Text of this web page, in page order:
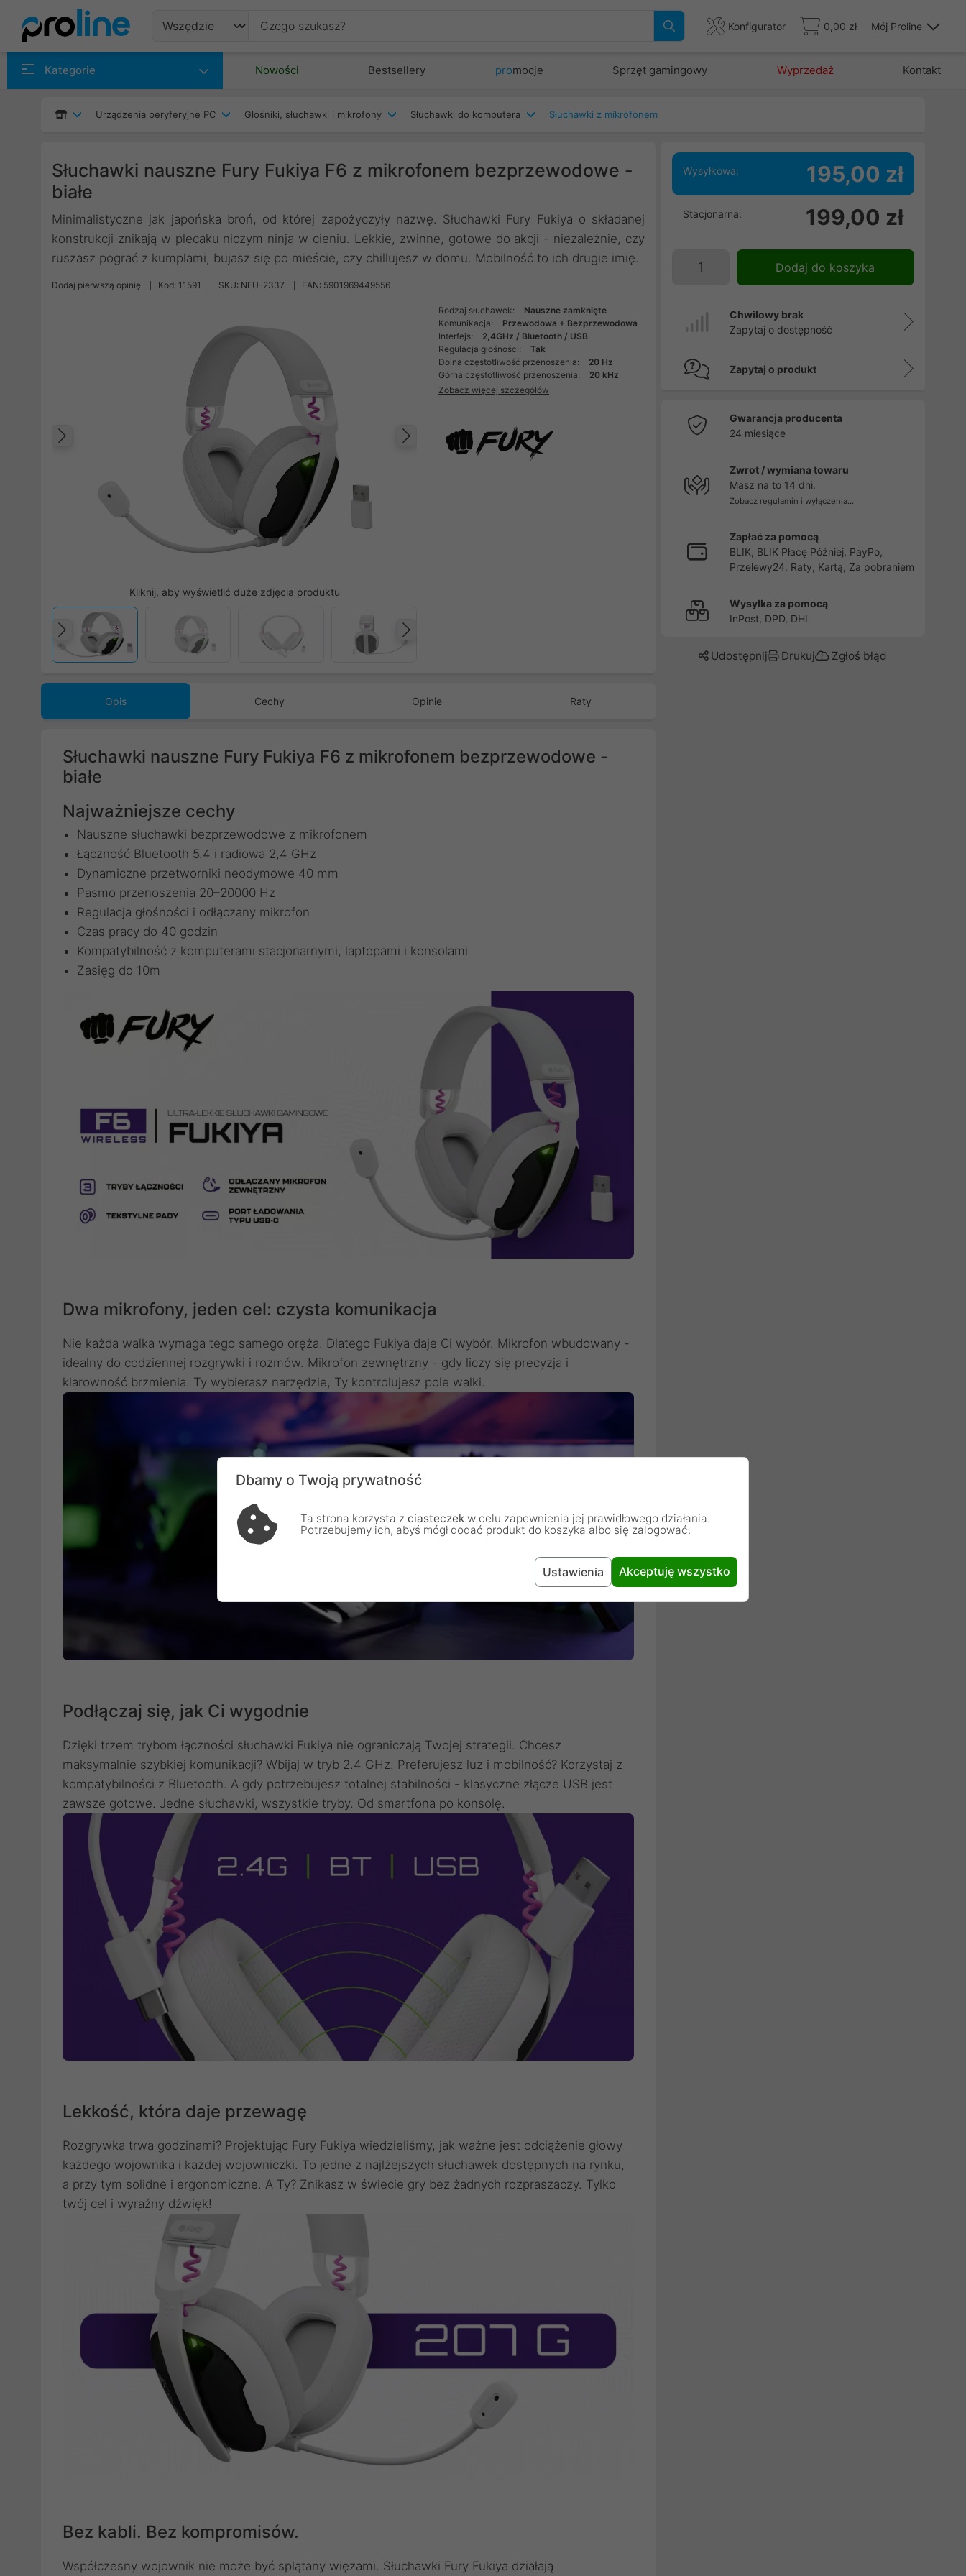
Konfigurator 0,00 zł Mój Proline
Kategorie Nowości Bestsellery promocje Sprzęt gamingowy Wyprzedaż Kontakt
Urządzenia peryferyjne PC Głośniki, słuchawki i mikrofony Słuchawki do komputera Słuchawki z mikrofonem
Słuchawki nauszne Fury Fukiya F6 z mikrofonem bezprzewodowe -
białe
Minimalistyczne jak japońska broń, od której zapożyczyły nazwę. Słuchawki Fury Fukiya o składanej
konstrukcji znikają w plecaku niczym ninja w cieniu. Lekkie, zwinne, gotowe do akcji - niezależnie, czy
ruszasz pograć z kumplami, bujasz się po mieście, czy chillujesz w domu. Mobilność to ich drugie imię.
Dodaj pierwszą opinię Kod: 11591 SKU: NFU-2337 EAN: 5901969449556
Następny
Kliknij, aby wyświetlić duże zdjęcia produktu
Poprzedni
Rodzaj słuchawek:
Nauszne zamknięte
Komunikacja:
Przewodowa + Bezprzewodowa
Interfejs:
2,4GHz / Bluetooth / USB
Regulacja głośności:
Tak
Dolna częstotliwość przenoszenia:
20 Hz
Górna częstotliwość przenoszenia:
20 kHz
Zobacz więcej szczegółów
Opis Cechy Opinie Raty
Słuchawki nauszne Fury Fukiya F6 z mikrofonem bezprzewodowe -
białe
Najważniejsze cechy
Nauszne słuchawki bezprzewodowe z mikrofonem
Łączność Bluetooth 5.4 i radiowa 2,4 GHz
Dynamiczne przetworniki neodymowe 40 mm
Pasmo przenoszenia 20–20000 Hz
Regulacja głośności i odłączany mikrofon
Czas pracy do 40 godzin
Kompatybilność z komputerami stacjonarnymi, laptopami i konsolami
Zasięg do 10m
Dwa mikrofony, jeden cel: czysta komunikacja
Nie każda walka wymaga tego samego oręża. Dlatego Fukiya daje Ci wybór. Mikrofon wbudowany -
idealny do codziennej rozgrywki i rozmów. Mikrofon zewnętrzny - gdy liczy się precyzja i
klarowność brzmienia. Ty wybierasz narzędzie, Ty kontrolujesz pole walki.
Podłączaj się, jak Ci wygodnie
Dzięki trzem trybom łączności słuchawki Fukiya nie ograniczają Twojej strategii. Chcesz
maksymalnie szybkiej komunikacji? Wbijaj w tryb 2.4 GHz. Preferujesz luz i mobilność? Korzystaj z
kompatybilności z Bluetooth. A gdy potrzebujesz totalnej stabilności - klasyczne złącze USB jest
zawsze gotowe. Jedne słuchawki, wszystkie tryby. Od smartfona po konsolę.
Lekkość, która daje przewagę
Rozgrywka trwa godzinami? Projektując Fury Fukiya wiedzieliśmy, jak ważne jest odciążenie głowy
każdego wojownika i każdej wojowniczki. To jedne z najlżejszych słuchawek dostępnych na rynku,
a przy tym solidne i ergonomiczne. A Ty? Znikasz w świecie gry bez żadnych rozpraszaczy. Tylko
twój cel i wyraźny dźwięk!
Bez kabli. Bez kompromisów.
Współczesny wojownik nie może być splątany więzami. Słuchawki Fury Fukiya działają
Wysyłkowa: 195,00 zł
Stacjonarna: 199,00 zł
Dodaj do koszyka
Chwilowy brak
Zapytaj o dostępność
Zapytaj o produkt
Gwarancja producenta
24 miesiące
Zwrot / wymiana towaru
Masz na to 14 dni.
Zobacz regulamin i wyłączenia...
Zapłać za pomocą
BLIK, BLIK Płacę Później, PayPo,
Przelewy24, Raty, Kartą, Za pobraniem
Wysyłka za pomocą
InPost, DPD, DHL
Udostępnij Drukuj Zgłoś błąd
Dbamy o Twoją prywatność
Ta strona korzysta z ciasteczek w celu zapewnienia jej prawidłowego działania.
Potrzebujemy ich, abyś mógł dodać produkt do koszyka albo się zalogować.
Ustawienia Akceptuję wszystko